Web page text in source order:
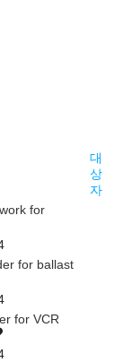
대
상
자
for
for ballast
for VCR